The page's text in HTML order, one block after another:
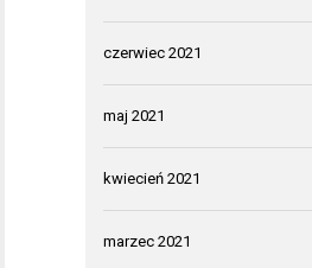
czerwiec 2021
maj 2021
kwiecień 2021
marzec 2021